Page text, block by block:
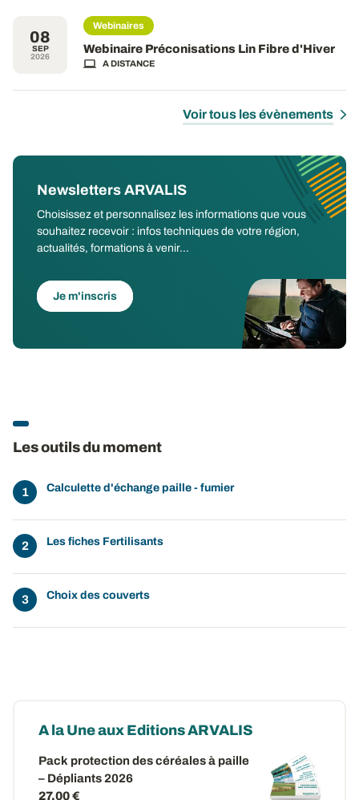
08
SEP
2026
Webinaires
Webinaire Préconisations Lin Fibre d'Hiver
A DISTANCE
Voir tous les évènements
Newsletters ARVALIS
Choisissez et personnalisez les informations que vous
souhaitez recevoir : infos techniques de votre région,
actualités, formations à venir...
Je m'inscris
Les outils du moment
Calculette d'échange paille - fumier
Les fiches Fertilisants
Choix des couverts
A la Une aux Editions ARVALIS
Pack protection des céréales à paille
– Dépliants 2026
27,00 €